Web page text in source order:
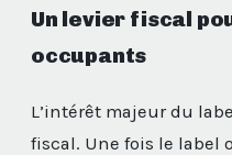
Un levier fiscal
occupants
L’intérêt majeur du
fiscal. Une fois le label